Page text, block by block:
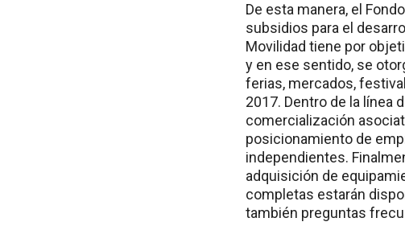
De esta manera, el
subsidios para el
Movilidad tiene por
y en ese sentido, se
ferias, mercados,
2017. Dentro de la línea
comercialización
posicionamiento de
independientes.
adquisición de
completas estarán
también preguntas